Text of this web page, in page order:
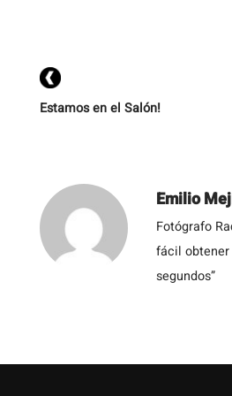
Estamos en el Salón!
Emilio
Fotógrafo
fácil
segundos”